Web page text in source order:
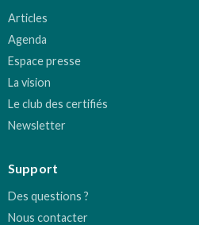
Articles
Agenda
Espace presse
La vision
Le club des certifiés
Newsletter
Support
Des questions ?
Nous contacter